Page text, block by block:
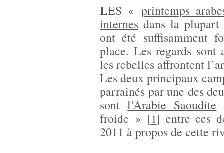
LES « printemps
internes dans la plupart
ont été suffisamment
place. Les regards sont
les rebelles affrontent
Les deux principaux
parrainés par une des
sontl’Arabie Saoudite
froide » [1] entre ces
2011 à propos de cette